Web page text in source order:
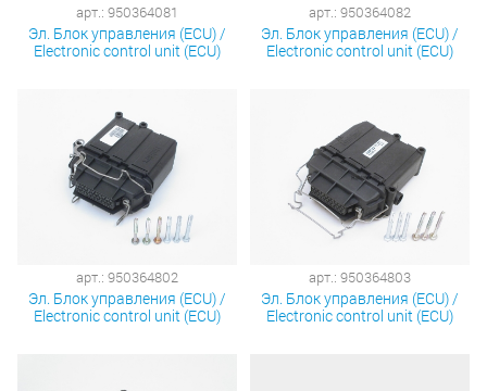
арт.: 950364081
Эл. Блок управления (ECU) /
Electronic control unit (ECU)
арт.: 950364082
Эл. Блок управления (ECU) /
Electronic control unit (ECU)
арт.: 950364802
Эл. Блок управления (ECU) /
Electronic control unit (ECU)
арт.: 950364803
Эл. Блок управления (ECU) /
Electronic control unit (ECU)